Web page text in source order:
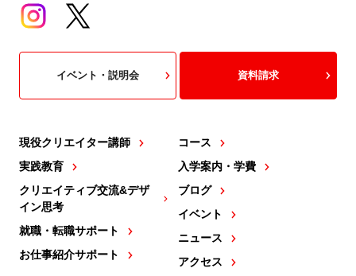
現役クリエイター講師
実践教育
クリエイティブ交流&デザ
イン思考
就職・転職サポート
お仕事紹介サポート
コース
入学案内・学費
ブログ
イベント
ニュース
アクセス
イベント・説明会 資料請求